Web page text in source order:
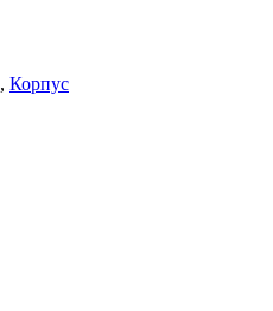
, Корпус